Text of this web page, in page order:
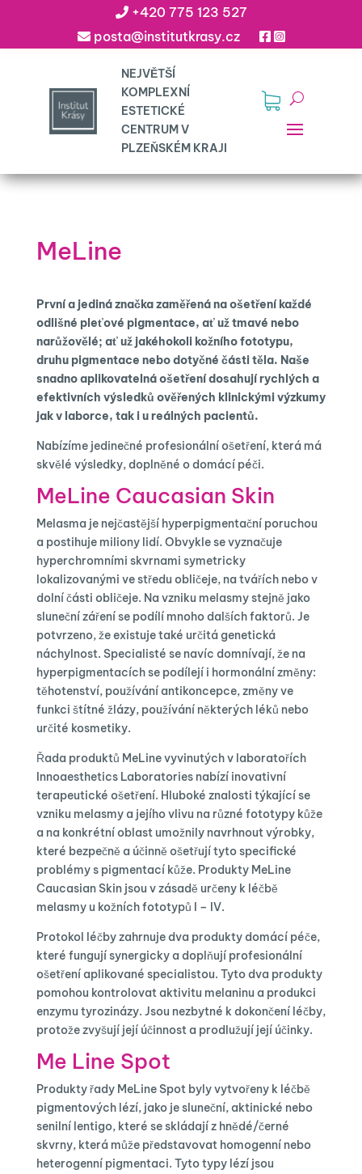
+420 775 123 527
posta@institutkrasy.cz
MeLine
První a jediná značka zaměřená na ošetření každé
odlišné pleťové pigmentace, ať už tmavé nebo
narůžovělé; ať už jakéhokoli kožního fototypu,
druhu pigmentace nebo dotyčné části těla. Naše
snadno aplikovatelná ošetření dosahují rychlých a
efektivních výsledků ověřených klinickými výzkumy
jak v laborce, tak i u reálných pacientů.
Nabízíme jedinečné profesionální ošetření, která má
skvělé výsledky, doplněné o domácí péči.
MeLine Caucasian Skin
Melasma je nejčastější hyperpigmentační poruchou
a postihuje miliony lidí. Obvykle se vyznačuje
hyperchromními skvrnami symetricky
lokalizovanými ve středu obličeje, na tvářích nebo v
dolní části obličeje. Na vzniku melasmy stejně jako
sluneční záření se podílí mnoho dalších faktorů. Je
potvrzeno, že existuje také určitá genetická
náchylnost. Specialisté se navíc domnívají, že na
hyperpigmentacích se podílejí i hormonální změny:
těhotenství, používání antikoncepce, změny ve
funkci štítné žlázy, používání některých léků nebo
určité kosmetiky.
Řada produktů MeLine vyvinutých v laboratořích
Innoaesthetics Laboratories nabízí inovativní
terapeutické ošetření. Hluboké znalosti týkající se
vzniku melasmy a jejího vlivu na různé fototypy kůže
a na konkrétní oblast umožnily navrhnout výrobky,
které bezpečně a účinně ošetřují tyto specifické
problémy s pigmentací kůže. Produkty MeLine
Caucasian Skin jsou v zásadě určeny k léčbě
melasmy u kožních fototypů I – IV.
Protokol léčby zahrnuje dva produkty domácí péče,
které fungují synergicky a doplňují profesionální
ošetření aplikované specialistou. Tyto dva produkty
pomohou kontrolovat aktivitu melaninu a produkci
enzymu tyrozinázy. Jsou nezbytné k dokončení léčby,
protože zvyšují její účinnost a prodlužují její účinky.
Me Line Spot
Produkty řady MeLine Spot byly vytvořeny k léčbě
pigmentových lézí, jako je sluneční, aktinické nebo
senilní lentigo, které se skládají z hnědé/černé
skvrny, která může představovat homogenní nebo
heterogenní pigmentaci. Tyto typy lézí jsou